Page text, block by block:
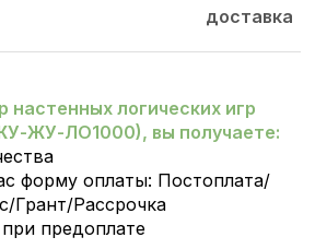
доставка
настенных логических игр
ЖУ-ЛО1000), вы получаете:
форму оплаты: Постоплата/
Грант/Рассрочка
предоплате